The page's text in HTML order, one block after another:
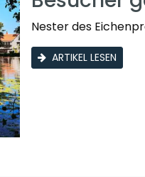
Nester des
ARTIKEL LESEN